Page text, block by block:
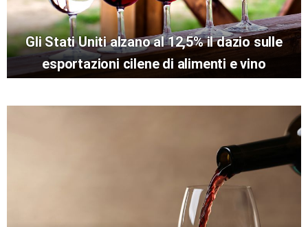
Gli Stati Uniti alzano al 12,5% il dazio sulle
esportazioni cilene di alimenti e vino